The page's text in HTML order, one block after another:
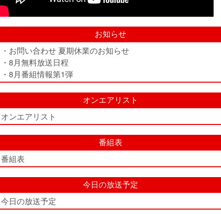
お知らせ
・お問い合わせ 夏期休業のお知らせ
・8月無料放送日程
・8月番組情報第1弾
オンエアリスト
オンエアリスト
番組表
番組表
今日の放送予定
今日の放送予定